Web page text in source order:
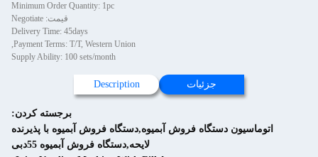
Minimum Order Quantity: 1pc
قیمت: Negotiate
Delivery Time: 45days
Payment Terms: T/T, Western Union,
Supply Ability: 100 sets/month
جزئیات Description
برجسته کردن:
اتوماسیون دستگاه فروش آبمیوه,دستگاه فروش آبمیوه با پذیرنده
لایحه,دستگاه فروش آبمیوه 55دبی